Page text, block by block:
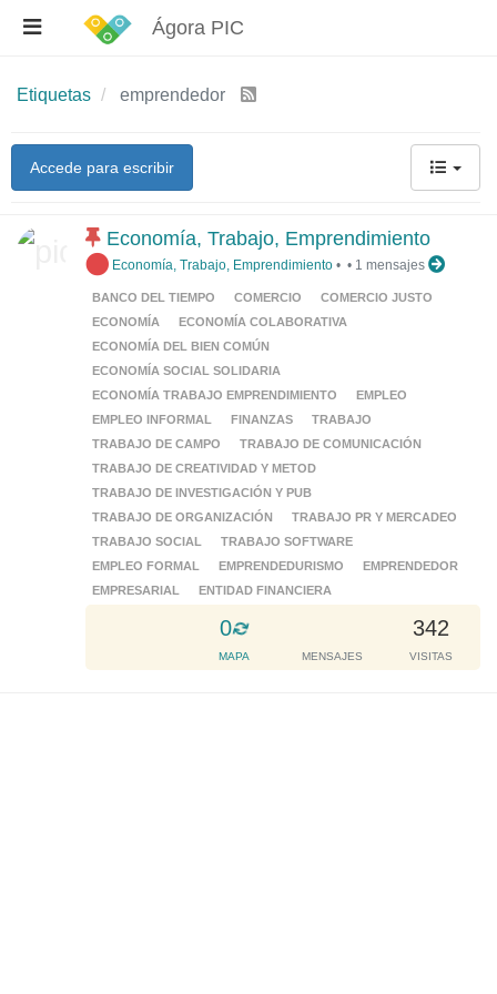
Ágora PIC
Etiquetas emprendedor
Accede para escribir
Economía, Trabajo, Emprendimiento
Economía, Trabajo, Emprendimiento •
BANCO DEL TIEMPO COMERCIO
COMERCIO JUSTO
ECONOMÍA
ECONOMÍA COLABORATIVA
ECONOMÍA DEL BIEN COMÚN
ECONOMÍA SOCIAL SOLIDARIA
ECONOMÍA TRABAJO EMPRENDIMIENTO
EMPLEO
EMPLEO INFORMAL
FINANZAS
TRABAJO
TRABAJO DE CAMPO
TRABAJO DE COMUNICACIÓN
TRABAJO DE CREATIVIDAD Y METOD
TRABAJO DE INVESTIGACIÓN Y PUB
TRABAJO DE ORGANIZACIÓN
TRABAJO PR Y MERCADEO
TRABAJO SOCIAL
TRABAJO SOFTWARE
EMPLEO FORMAL
EMPRENDEDURISMO
EMPRENDEDOR
EMPRESARIAL
ENTIDAD FINANCIERA
0
L
o
a
MAPA MENSAJES
342
VISITAS
• 1 mensajes